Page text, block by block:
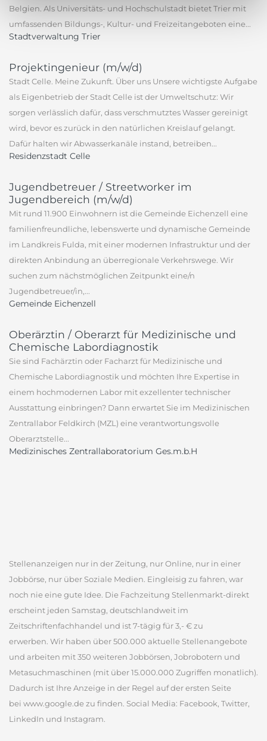
Belgien. Als Universitäts- und Hochschulstadt bietet Trier mit
umfassenden Bildungs-, Kultur- und Freizeitangeboten eine...
Stadtverwaltung Trier
Projektingenieur (m/w/d)
Stadt Celle. Meine Zukunft. Über uns Unsere wichtigste Aufgabe
als Eigenbetrieb der Stadt Celle ist der Umweltschutz: Wir
sorgen verlässlich dafür, dass verschmutztes Wasser gereinigt
wird, bevor es zurück in den natürlichen Kreislauf gelangt.
Dafür halten wir Abwasserkanäle instand, betreiben...
Residenzstadt Celle
Jugendbetreuer / Streetworker im
Jugendbereich (m/w/d)
Mit rund 11.900 Einwohnern ist die Gemeinde Eichenzell eine
familienfreundliche, lebenswerte und dynamische Gemeinde
im Landkreis Fulda, mit einer modernen Infrastruktur und der
direkten Anbindung an überregionale Verkehrswege. Wir
suchen zum nächstmöglichen Zeitpunkt eine/n
Jugendbetreuer/in,...
Gemeinde Eichenzell
Oberärztin / Oberarzt für Medizinische und
Chemische Labordiagnostik
Sie sind Fachärztin oder Facharzt für Medizinische und
Chemische Labordiagnostik und möchten Ihre Expertise in
einem hochmodernen Labor mit exzellenter technischer
Ausstattung einbringen? Dann erwartet Sie im Medizinischen
Zentrallabor Feldkirch (MZL) eine verantwortungsvolle
Oberarztstelle...
Medizinisches Zentrallaboratorium Ges.m.b.H
Stellenanzeigen nur in der Zeitung, nur Online, nur in einer
Jobbörse, nur über Soziale Medien. Eingleisig zu fahren, war
noch nie eine gute Idee. Die Fachzeitung Stellenmarkt-direkt
erscheint jeden Samstag, deutschlandweit im
Zeitschriftenfachhandel und ist 7-tägig für 3,- € zu
erwerben. Wir haben über 500.000 aktuelle Stellenangebote
und arbeiten mit 350 weiteren Jobbörsen, Jobrobotern und
Metasuchmaschinen (mit über 15.000.000 Zugriffen monatlich).
Dadurch ist Ihre Anzeige in der Regel auf der ersten Seite
bei www.google.de zu finden. Social Media: Facebook, Twitter,
LinkedIn und Instagram.